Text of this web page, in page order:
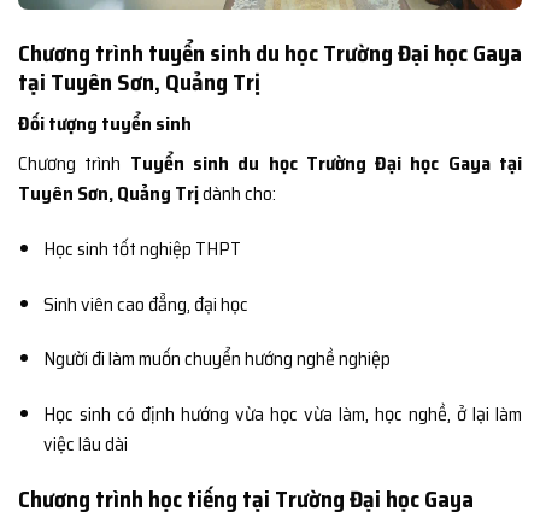
Chương trình tuyển sinh du học Trường Đại học Gaya
tại Tuyên Sơn, Quảng Trị
Đối tượng tuyển sinh
Chương trình Tuyển sinh du học Trường Đại học Gaya tại
Tuyên Sơn, Quảng Trịdành cho:
Học sinh tốt nghiệp THPT
Sinh viên cao đẳng, đại học
Người đi làm muốn chuyển hướng nghề nghiệp
Học sinh có định hướng vừa học vừa làm, học nghề, ở lại làm
việc lâu dài
Chương trình học tiếng tại Trường Đại học Gaya